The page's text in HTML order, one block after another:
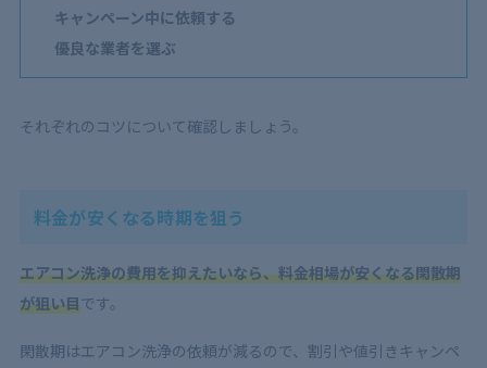
キャンペーン中に依頼する
優良な業者を選ぶ
それぞれのコツについて確認しましょう。
料金が安くなる時期を狙う
エアコン洗浄の費用を抑えたいなら、料金相場が安くなる閑散期
が狙い目です。
閑散期はエアコン洗浄の依頼が減るので、割引や値引きキャンペ